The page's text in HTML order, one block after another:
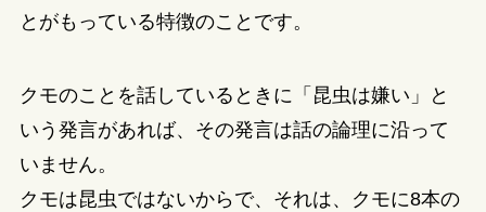
とがもっている特徴のことです。
クモのことを話しているときに「昆虫は嫌い」と
いう発言があれば、その発言は話の論理に沿って
いません。
クモは昆虫ではないからで、それは、クモに8本の